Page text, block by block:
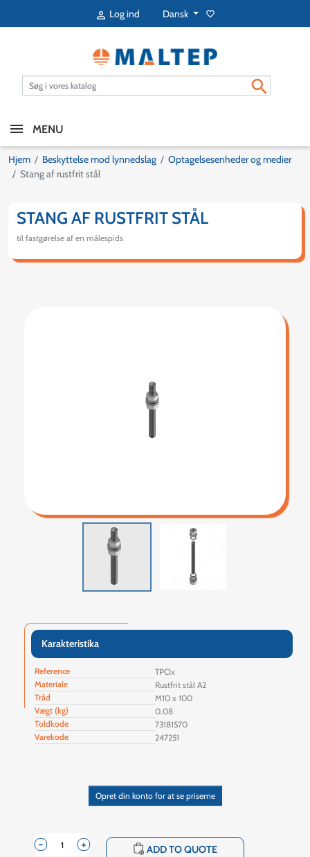
 Log ind Dansk favorite_border

MENU
Hjem Beskyttelse mod lynnedslag
Optagelsesenheder og medier
Stang af rustfrit stål
STANG AF RUSTFRIT STÅL
til fastgørelse af en målespids
Karakteristika
Reference
TPCIx
Materiale
Rustfrit stål A2
Tråd
M10 x 100
Vægt (kg)
0.08
Toldkode
73181570
Varekode
247251
Opret din konto for at se priserne
+
- shopping_cart ADD TO QUOTE